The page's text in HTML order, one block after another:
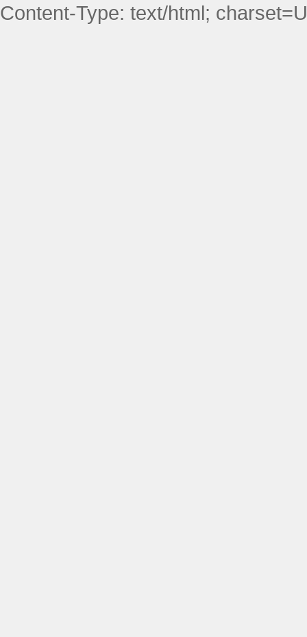
Content-Type: text/html;